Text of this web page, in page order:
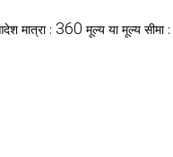
मात्रा : 360 मूल्य या मूल्य सीमा :